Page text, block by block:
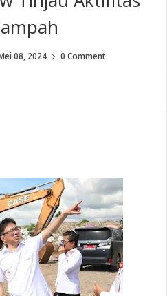
08, 2024 0 Comment